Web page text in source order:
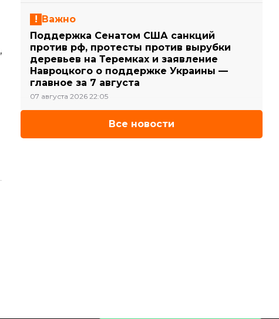
,
Важно
Поддержка Сенатом США санкций
против рф, протесты против вырубки
деревьев на Теремках и заявление
Навроцкого о поддержке Украины —
главное за 7 августа
07 августа 2026 22:05
Все новости